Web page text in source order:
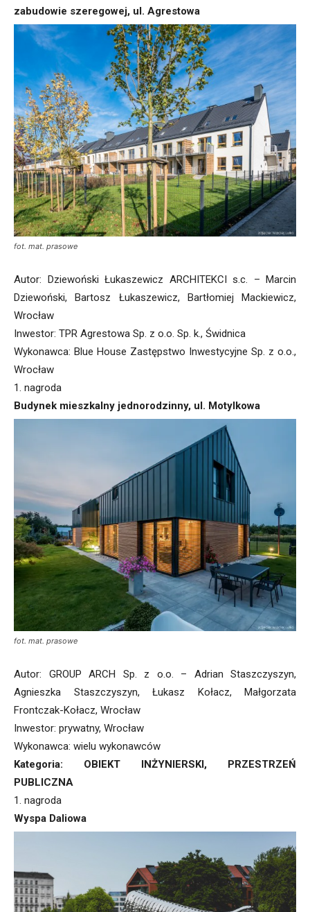
zabudowie szeregowej, ul. Agrestowa
fot. mat. prasowe
Autor: Dziewoński Łukaszewicz ARCHITEKCI s.c. – Marcin
Dziewoński, Bartosz Łukaszewicz, Bartłomiej Mackiewicz,
Wrocław
Inwestor: TPR Agrestowa Sp. z o.o. Sp. k., Świdnica
Wykonawca: Blue House Zastępstwo Inwestycyjne Sp. z o.o.,
Wrocław
1. nagroda
Budynek mieszkalny jednorodzinny, ul. Motylkowa
fot. mat. prasowe
Autor: GROUP ARCH Sp. z o.o. – Adrian Staszczyszyn,
Agnieszka Staszczyszyn, Łukasz Kołacz, Małgorzata
Frontczak-Kołacz, Wrocław
Inwestor: prywatny, Wrocław
Wykonawca: wielu wykonawców
Kategoria: OBIEKT INŻYNIERSKI, PRZESTRZEŃ
PUBLICZNA
1. nagroda
Wyspa Daliowa